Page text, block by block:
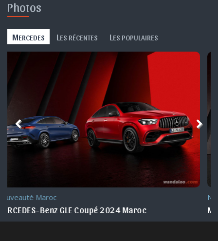
Photos
MERCEDES L ES RÉCENTES L ES POPULAIRES
Nouveauté Maroc
MERCEDES-Benz GLE 2024 Maroc